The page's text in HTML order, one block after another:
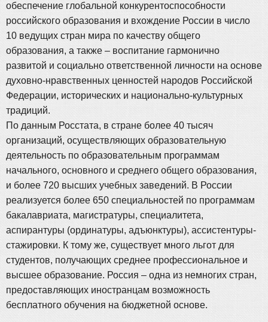
обеспечение глобальной конкурентоспособности
российского образования и вхождение России в число
10 ведущих стран мира по качеству общего
образования, а также – воспитание гармонично
развитой и социально ответственной личности на основе
духовно-нравственных ценностей народов Российской
Федерации, исторических и национально-культурных
традиций.
По данным Росстата, в стране более 40 тысяч
организаций, осуществляющих образовательную
деятельность по образовательным программам
начального, основного и среднего общего образования,
и более 720 высших учебных заведений. В России
реализуется более 650 специальностей по программам
бакалавриата, магистратуры, специалитета,
аспирантуры (ординатуры, адъюнктуры), ассистентуры-
стажировки. К тому же, существует много льгот для
студентов, получающих среднее профессиональное и
высшее образование. Россия – одна из немногих стран,
предоставляющих иностранцам возможность
бесплатного обучения на бюджетной основе.